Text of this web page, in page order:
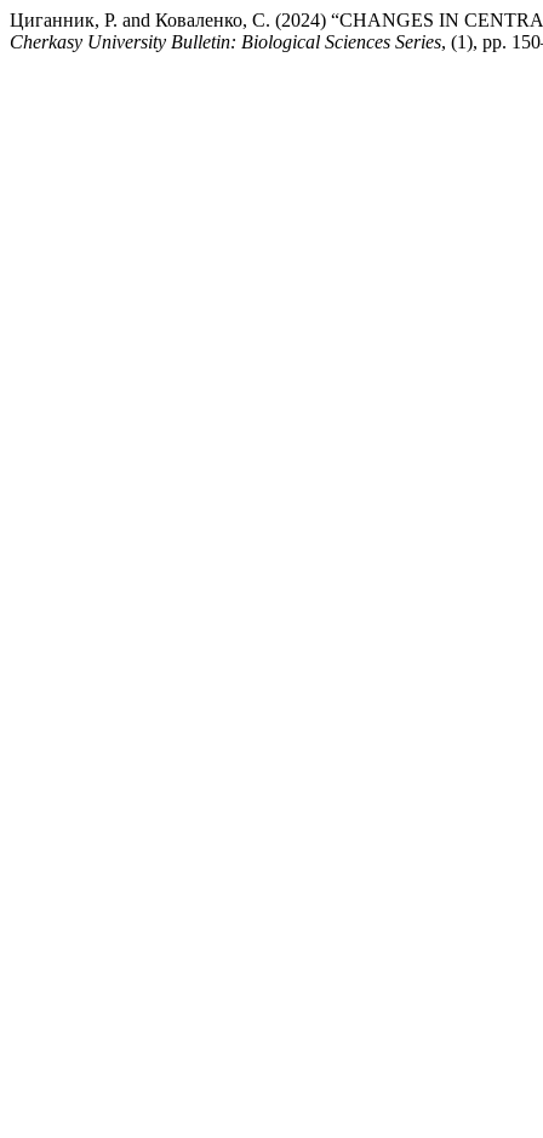
Циганник, Р. and Коваленко, С. (2024) “CHANGES IN
Cherkasy University Bulletin: Biological Sciences Series, (1), pp.